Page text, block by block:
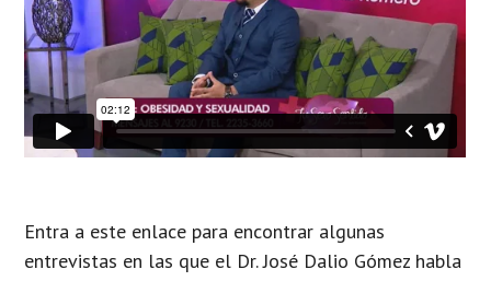
Entra a este enlace para encontrar algunas
entrevistas en las que el Dr. José Dalio Gómez habla